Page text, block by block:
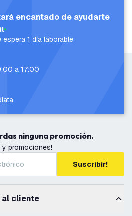
encantado de ayudarte
espera 1 día laborable
a 17:00
ninguna promoción.
y promociones!
Suscribir!
cliente